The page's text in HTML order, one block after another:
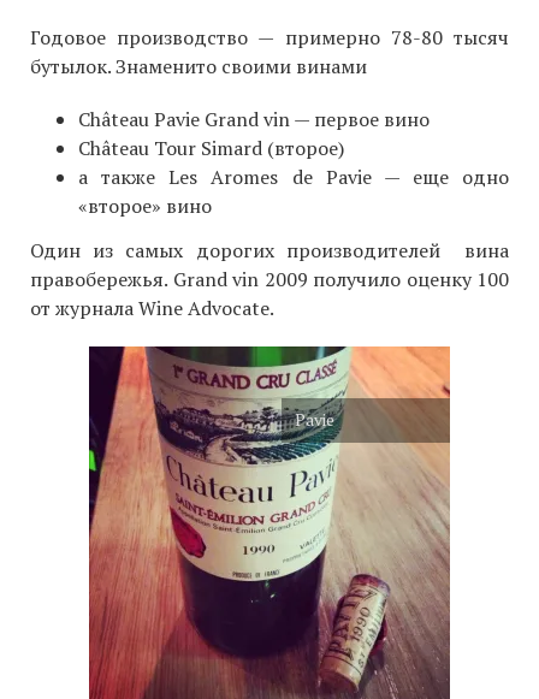
Годовое производство — примерно 78-80 тысяч
бутылок. Знаменито своими винами
Château Pavie Grand vin — первое вино
Château Tour Simard (второе)
а также Les Aromes de Pavie — еще одно
«второе» вино
Один из самых дорогих производителей вина
правобережья. Grand vin 2009 получило оценку 100
от журнала Wine Advocate.
Pavie